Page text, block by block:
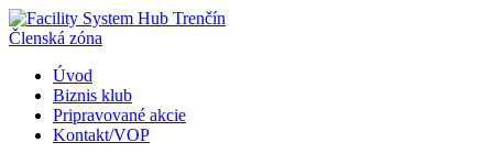
Členská zóna
Úvod
Biznis klub
Pripravované akcie
Kontakt/VOP